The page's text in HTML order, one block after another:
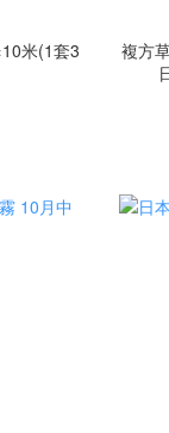
米(1套3
複方